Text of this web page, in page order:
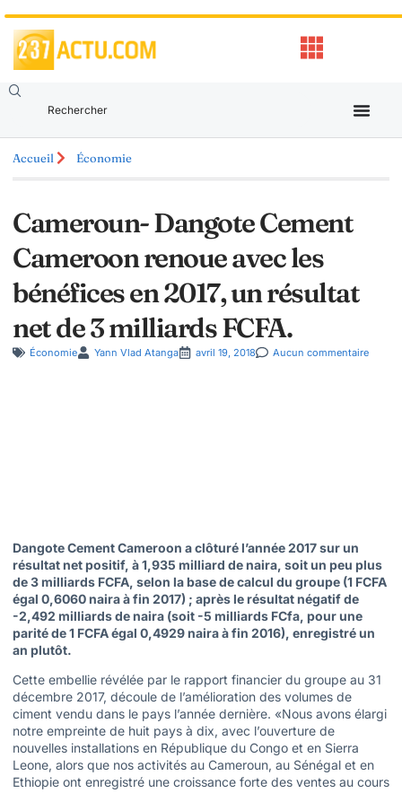
Accueil Économie
Cameroun- Dangote Cement
Cameroon renoue avec les
bénéfices en 2017, un résultat
net de 3 milliards FCFA.
Économie Yann Vlad Atanga avril 19, 2018 Aucun commentaire
Dangote Cement Cameroon a clôturé l’année 2017 sur un
résultat net positif, à 1,935 milliard de naira, soit un peu plus
de 3 milliards FCFA, selon la base de calcul du groupe (1 FCFA
égal 0,6060 naira à fin 2017) ; après le résultat négatif de
-2,492 milliards de naira (soit -5 milliards FCfa, pour une
parité de 1 FCFA égal 0,4929 naira à fin 2016), enregistré un
an plutôt.
Cette embellie révélée par le rapport financier du groupe au 31
décembre 2017, découle de l’amélioration des volumes de
ciment vendu dans le pays l’année dernière. «Nous avons élargi
notre empreinte de huit pays à dix, avec l’ouverture de
nouvelles installations en République du Congo et en Sierra
Leone, alors que nos activités au Cameroun, au Sénégal et en
Ethiopie ont enregistré une croissance forte des ventes au cours